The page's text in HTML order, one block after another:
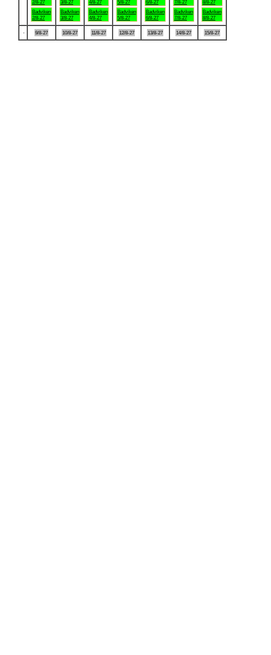
2/8-27
Badviken
2/8-27
3/8-27
Badviken
3/8-27
4/8-27
Badviken
4/8-27
5/8-27
Badviken
5/8-27
6/8-27
Badviken
6/8-27
7/8-27
Badviken
7/8-27
8/8-27
Badviken
8/8-27
9/8-27 10/8-27 11/8-27 12/8-27 13/8-27 14/8-27 15/8-27